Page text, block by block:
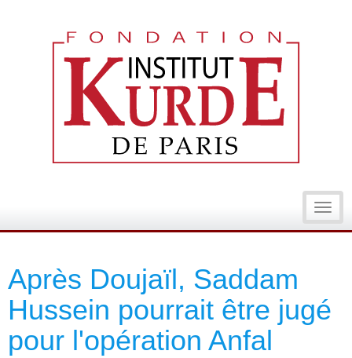
Après Doujaïl, Saddam
Hussein pourrait être jugé
pour l'opération Anfal